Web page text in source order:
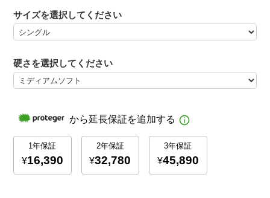
サイズを選択してください
硬さを選択してください